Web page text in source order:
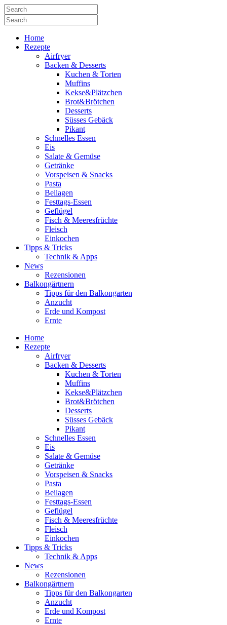
Home
Rezepte
Airfryer
Backen & Desserts
Kuchen & Torten
Muffins
Kekse&Plätzchen
Brot&Brötchen
Desserts
Süsses Gebäck
Pikant
Schnelles Essen
Eis
Salate & Gemüse
Getränke
Vorspeisen & Snacks
Pasta
Beilagen
Festtags-Essen
Geflügel
Fisch & Meeresfrüchte
Fleisch
Einkochen
Tipps & Tricks
Technik & Apps
News
Rezensionen
Balkongärtnern
Tipps für den Balkongarten
Anzucht
Erde und Kompost
Ernte
Home
Rezepte
Airfryer
Backen & Desserts
Kuchen & Torten
Muffins
Kekse&Plätzchen
Brot&Brötchen
Desserts
Süsses Gebäck
Pikant
Schnelles Essen
Eis
Salate & Gemüse
Getränke
Vorspeisen & Snacks
Pasta
Beilagen
Festtags-Essen
Geflügel
Fisch & Meeresfrüchte
Fleisch
Einkochen
Tipps & Tricks
Technik & Apps
News
Rezensionen
Balkongärtnern
Tipps für den Balkongarten
Anzucht
Erde und Kompost
Ernte